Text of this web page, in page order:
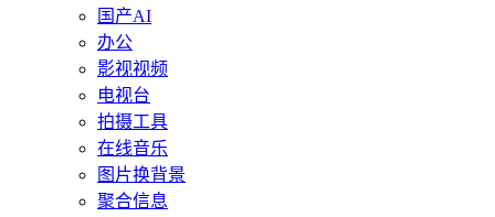
国产AI
办公
影视视频
电视台
拍摄工具
在线音乐
图片换背景
聚合信息